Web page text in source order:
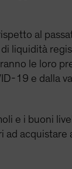
al
liquidità
le loro
19 e dalla
e i buoni